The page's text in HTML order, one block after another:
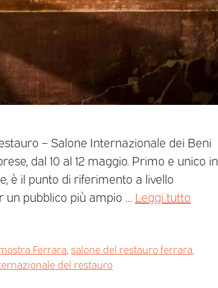
– Salone Internazionale dei Beni
dal 10 al 12 maggio. Primo e unico in
è il punto di riferimento a livello
pubblico più ampio … Leggi tutto
Ferrara ,salone del restauro ferrara
del restauro